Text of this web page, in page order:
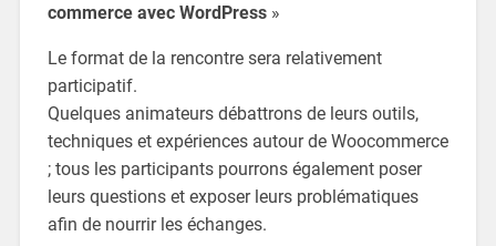
commerce avec WordPress»
Le format de la rencontre sera relativement
participatif.
Quelques animateurs débattrons de leurs outils,
techniques et expériences autour de Woocommerce
; tous les participants pourrons également poser
leurs questions et exposer leurs problématiques
afin de nourrir les échanges.